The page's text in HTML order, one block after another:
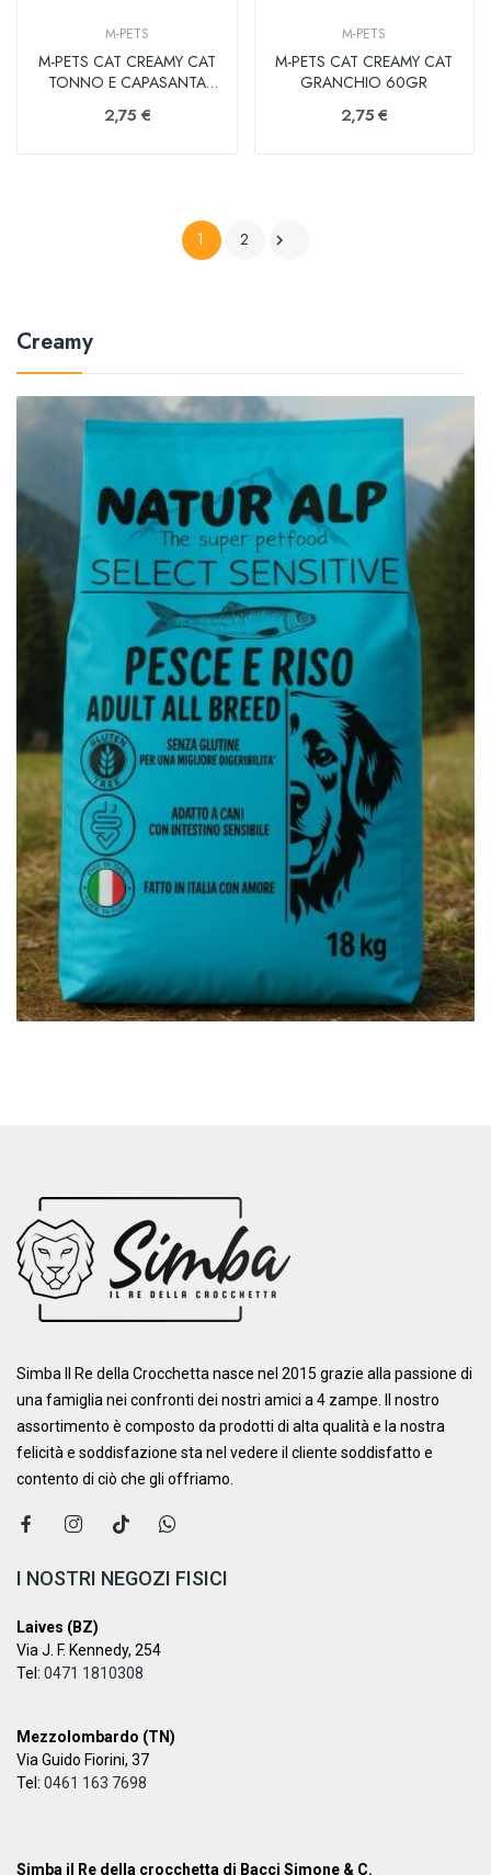
Creamy
M-PETS
M-PETS CAT CREAMY CAT
TONNO E CAPASANTA
2,75 €
M-PETS
M-PETS CAT CREAMY CAT
GRANCHIO 60GR
2,75 €
1 2 
Simba Il Re della Crocchetta nasce nel 2015 grazie alla passione di
una famiglia nei confronti dei nostri amici a 4 zampe. ​Il nostro
assortimento è composto da prodotti di alta qualità e la nostra
felicità e soddisfazione sta nel vedere il cliente soddisfatto e
contento di ciò che gli offriamo.
I NOSTRI NEGOZI FISICI
Laives (BZ)
Via J. F. Kennedy, 254
Tel: 0471 1810308
Mezzolombardo (TN)
Via Guido Fiorini, 37
Tel: 0461 163 7698
Simba il Re della crocchetta di Bacci Simone & C.